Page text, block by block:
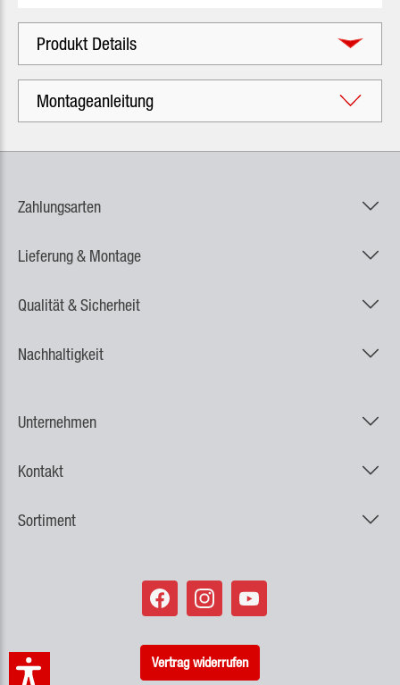
Produkt Details
Montageanleitung
Zahlungsarten
Lieferung & Montage
Qualität & Sicherheit
Nachhaltigkeit
Unternehmen
Kontakt
Sortiment
Vertrag widerrufen